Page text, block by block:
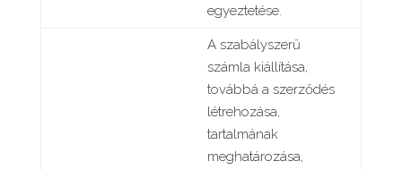
egyeztetése.
A szabályszerű
számla kiállítása,
továbbá a szerződés
létrehozása,
tartalmának
meghatározása,